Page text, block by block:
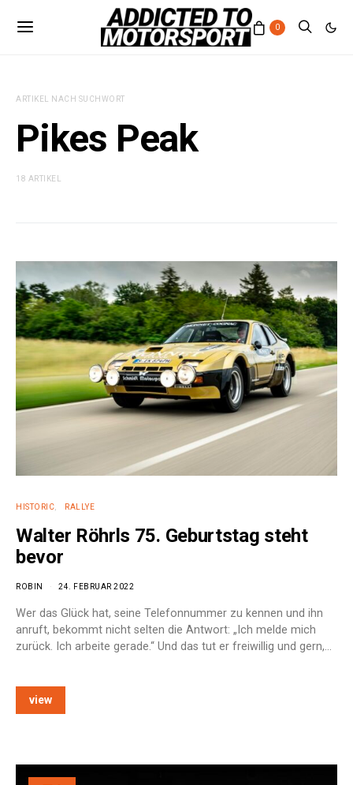
0
ARTIKEL NACH SUCHWORT
Pikes Peak
18 ARTIKEL
HISTORIC RALLYE
Walter Röhrls 75. Geburtstag steht
bevor
ROBIN 24. FEBRUAR 2022
Wer das Glück hat, seine Telefonnummer zu kennen und ihn
anruft, bekommt nicht selten die Antwort: „Ich melde mich
zurück. Ich arbeite gerade.“ Und das tut er freiwillig und gern,…
view